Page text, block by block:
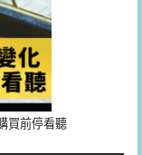
買前停看聽